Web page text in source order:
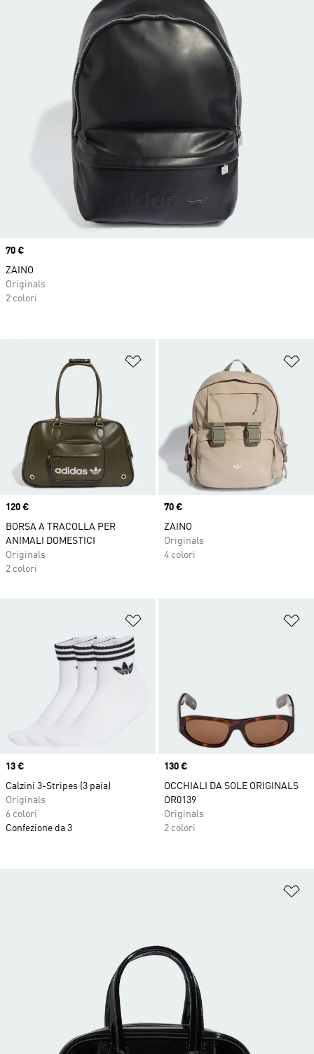
Aggiungi alla lista dei desideri
Price
120 €
BORSA A TRACOLLA PER
ANIMALI DOMESTICI
Originals
2 colori
Price
70 €
ZAINO
Originals
4 colori
Aggiungi alla lista dei desideri
Price
13 €
Calzini 3-Stripes (3 paia)
Originals
6 colori
Confezione da 3
Price
130 €
OCCHIALI DA SOLE ORIGINALS
OR0139
Originals
2 colori
Price
70 €
ZAINO
Originals
2 colori